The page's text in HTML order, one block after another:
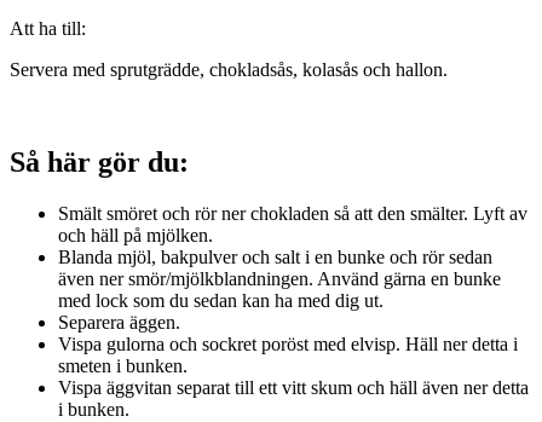
Att ha till:
Servera med sprutgrädde, chokladsås, kolasås och hallon.
Så här gör du:
Smält smöret och rör ner chokladen så att den smälter. Lyft av
och häll på mjölken.
Blanda mjöl, bakpulver och salt i en bunke och rör sedan
även ner smör/mjölkblandningen. Använd gärna en bunke
med lock som du sedan kan ha med dig ut.
Separera äggen.
Vispa gulorna och sockret poröst med elvisp. Häll ner detta i
smeten i bunken.
Vispa äggvitan separat till ett vitt skum och häll även ner detta
i bunken.